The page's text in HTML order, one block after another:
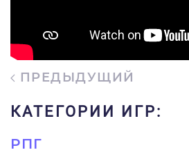
ПРЕДЫДУЩИЙ
КАТЕГОРИИ ИГР:
РПГ